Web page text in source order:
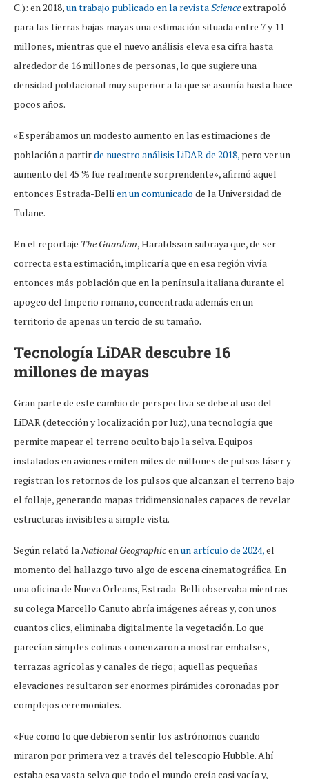
C.): en 2018,un trabajo publicado en la revistaScienceextrapoló
para las tierras bajas mayas una estimación situada entre 7 y 11
millones, mientras que el nuevo análisis eleva esa cifra hasta
alrededor de 16 millones de personas, lo que sugiere una
densidad poblacional muy superior a la que se asumía hasta hace
pocos años.
«Esperábamos un modesto aumento en las estimaciones de
población a partirde nuestro análisis LiDAR de 2018, pero ver un
aumento del 45 % fue realmente sorprendente», afirmó aquel
entonces Estrada-Bellien un comunicado de la Universidad de
Tulane.
En el reportaje The Guardian, Haraldsson subraya que, de ser
correcta esta estimación, implicaría que en esa región vivía
entonces más población que en la península italiana durante el
apogeo del Imperio romano, concentrada además en un
territorio de apenas un tercio de su tamaño.
Tecnología LiDAR descubre 16
millones de mayas
Gran parte de este cambio de perspectiva se debe al uso del
LiDAR (detección y localización por luz), una tecnología que
permite mapear el terreno oculto bajo la selva. Equipos
instalados en aviones emiten miles de millones de pulsos láser y
registran los retornos de los pulsos que alcanzan el terreno bajo
el follaje, generando mapas tridimensionales capaces de revelar
estructuras invisibles a simple vista.
Según relató laNational Geographicenun artículo de 2024,el
momento del hallazgo tuvo algo de escena cinematográfica. En
una oficina de Nueva Orleans, Estrada-Belli observaba mientras
su colega Marcello Canuto abría imágenes aéreas y, con unos
cuantos clics, eliminaba digitalmente la vegetación. Lo que
parecían simples colinas comenzaron a mostrar embalses,
terrazas agrícolas y canales de riego; aquellas pequeñas
elevaciones resultaron ser enormes pirámides coronadas por
complejos ceremoniales.
«Fue como lo que debieron sentir los astrónomos cuando
miraron por primera vez a través del telescopio Hubble. Ahí
estaba esa vasta selva que todo el mundo creía casi vacía y,